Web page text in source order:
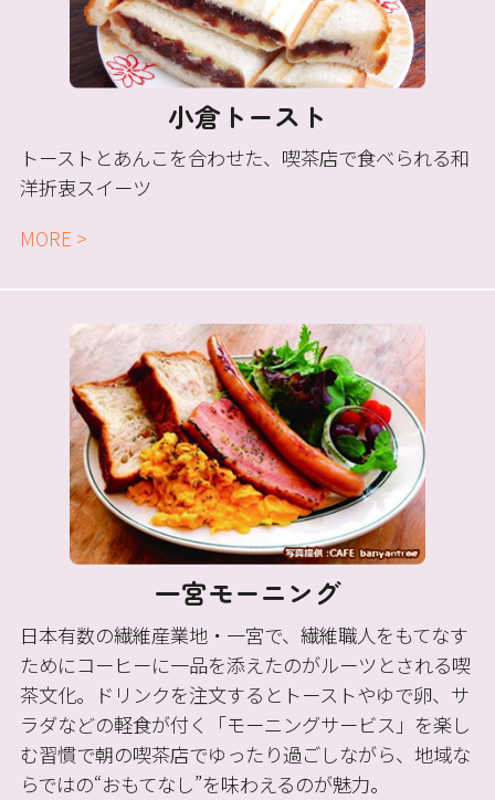
小倉トースト
トーストとあんこを合わせた、喫茶店で食べられる和
洋折衷スイーツ
MORE >
一宮モーニング
日本有数の繊維産業地・一宮で、繊維職人をもてなす
ためにコーヒーに一品を添えたのがルーツとされる喫
茶文化。ドリンクを注文するとトーストやゆで卵、サ
ラダなどの軽食が付く「モーニングサービス」を楽し
む習慣で朝の喫茶店でゆったり過ごしながら、地域な
らではの“おもてなし”を味わえるのが魅力。